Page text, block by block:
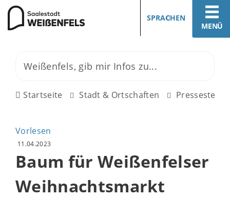
MENÜ
SPRACHEN
Startseite Stadt & Ortschaften Pressestelle
Vorlesen
11.04.2023
Baum für Weißenfelser
Weihnachtsmarkt